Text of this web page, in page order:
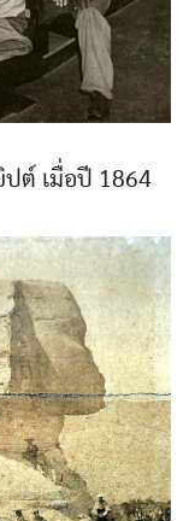
ปต์ เมื่อปี 1864